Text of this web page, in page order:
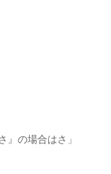
』の場合はさ」